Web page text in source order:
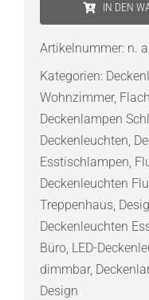
Menge
IN DEN
Artikelnummer: n.
Kategorien:
Wohnzimmer,
Deckenlampen
Deckenleuchten,
Esstischlampen,
Deckenleuchten
Treppenhaus,
Deckenleuchten
Büro, LED-
dimmbar,
Design